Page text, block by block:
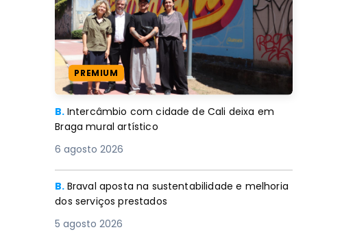
PREMIUM
B. Intercâmbio com cidade de Cali deixa em
Braga mural artístico
6 agosto 2026
B. Braval aposta na sustentabilidade e melhoria
dos serviços prestados
5 agosto 2026